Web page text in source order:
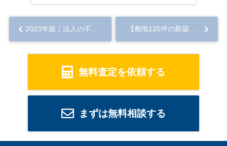
無料査定を依頼する
まずは無料相談する